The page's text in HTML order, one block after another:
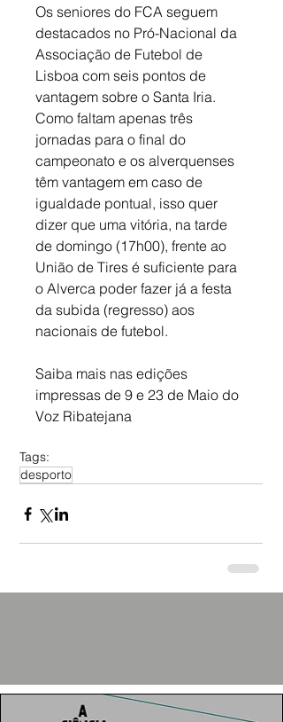
Os seniores do FCA seguem
destacados no Pró-Nacional da
Associação de Futebol de
Lisboa com seis pontos de
vantagem sobre o Santa Iria.
Como faltam apenas três
jornadas para o final do
campeonato e os alverquenses
têm vantagem em caso de
igualdade pontual, isso quer
dizer que uma vitória, na tarde
de domingo (17h00), frente ao
União de Tires é suficiente para
o Alverca poder fazer já a festa
da subida (regresso) aos
nacionais de futebol.
Saiba mais nas edições
impressas de 9 e 23 de Maio do
Voz Ribatejana
Tags:
desporto